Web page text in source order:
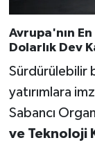
Avrupa'nın
Dolarlık Dev
Sürdürülebilir
yatırımlara
Sabancı
ve Teknoloji